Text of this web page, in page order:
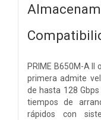
PRIME B650M-A
primera admite
de hasta 128
tiempos de
rápidos con